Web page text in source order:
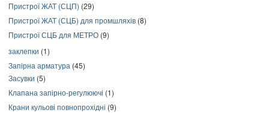
Пристрої ЖАТ (СЦП) (29)
Пристрої ЖАТ (СЦБ) для промшляхів (8)
Пристрої СЦБ для МЕТРО (9)
заклепки (1)
Запірна арматура (45)
Засувки (5)
Клапана запірно-регулюючі (1)
Крани кульові повнопрохідні (9)